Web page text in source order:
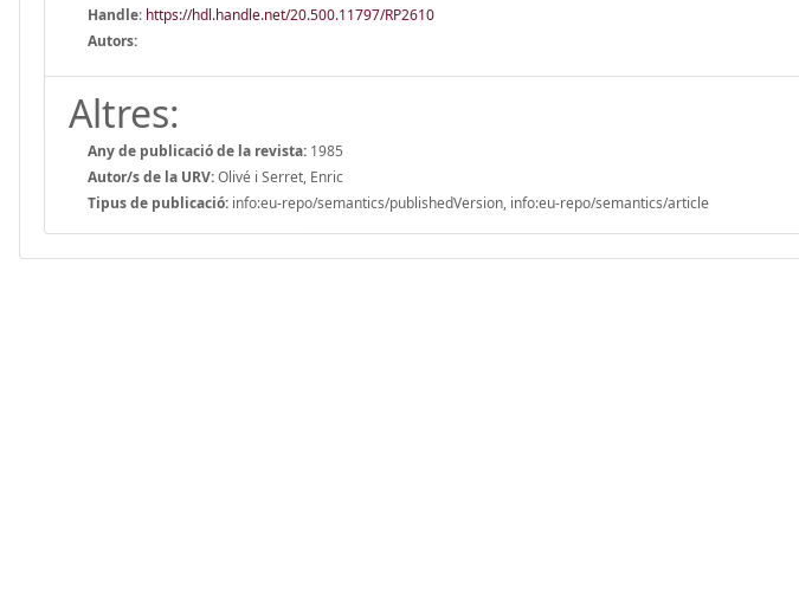
Handle: https://hdl.handle.net/20.500.11797/RP2610
Autors:
Altres:
Any de publicació de la revista: 1985
Autor/s de la URV:Olivé i Serret, Enric
Tipus de publicació: info:eu-repo/semantics/publishedVersion, info:eu-repo/semantics/article